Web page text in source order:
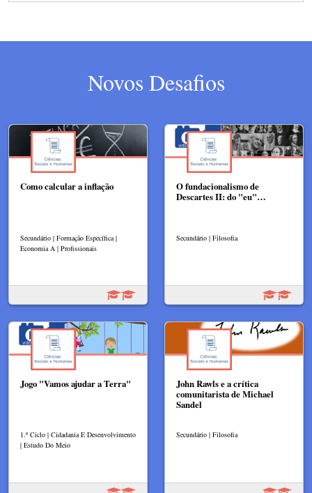
Novos Desafios
Como calcular a inflação
Secundário | Formação Específica |
Economia A | Profissionais
O fundacionalismo de
Descartes II: do "eu"…
Secundário | Filosofia
Jogo "Vamos ajudar a Terra"
1.º Ciclo | Cidadania E Desenvolvimento
| Estudo Do Meio
John Rawls e a crítica
comunitarista de Michael
Sandel
Secundário | Filosofia